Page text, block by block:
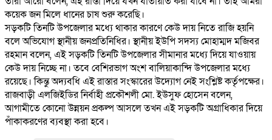
কয়েক জন মিলে ধানের চাষ শুরু করেছি।
সড়কটি তিনটি উপজেলার মধ্যে থাকার কারণে কেউ দায় নিতে রাজি হয়নি
বলে অভিযোগ স্থানীয় জনপ্রতিনিধির। স্থানীয় ইউপি সদস্য মোহাম্মদ মজিবর
রহমান বলেন, এই সড়কটি তিনটি উপজেলার সীমানার মধ্যে দিয়ে যাওয়ায়
কেউ দায় নিচ্ছে না। তবে বেশিরভাগ অংশ বালিয়াকান্দি উপজেলার মধ্যে
রয়েছে। কিন্তু অদ্যবধি এই রাস্তার সংস্কারের উদ্যোগ নেই সংশ্লিষ্ট কর্তৃপক্ষের।
রাজবাড়ী এলজিইডির নির্বাহী প্রকৌশলী মো. ইউসুফ হোসেন বলেন,
আগামীতে কোনো উন্নয়ন প্রকল্প আসলে তখন এই সড়কটি অগ্রাধিকার দিয়ে
পাঁকাকরণের ব্যবস্থা করা হবে।